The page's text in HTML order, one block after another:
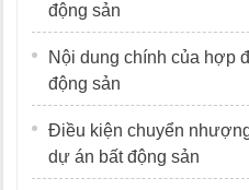
động sản
Nội dung chính của hợp
động sản
Điều kiện chuyển
dự án bất động sản